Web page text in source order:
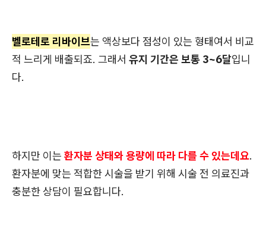
벨로테로 리바이브는 액상보다 점성이 있는 형태여서 비교
적 느리게 배출되죠. 그래서 유지 기간은 보통 3~6달입니
다.
하지만 이는 환자분 상태와 용량에 따라 다를 수 있는데요.
환자분에 맞는 적합한 시술을 받기 위해 시술 전 의료진과
충분한 상담이 필요합니다.